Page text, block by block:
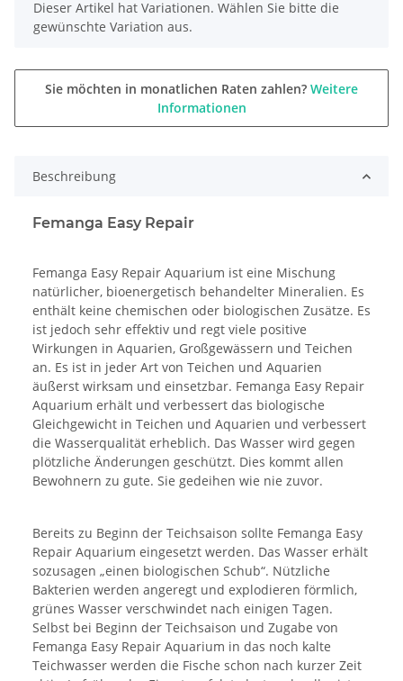
x
Dieser Artikel hat Variationen. Wählen Sie bitte die
gewünschte Variation aus.
Sie möchten in monatlichen Raten zahlen? Weitere
Informationen
Beschreibung
Femanga Easy Repair
Femanga Easy Repair Aquarium ist eine Mischung
natürlicher, bioenergetisch behandelter Mineralien. Es
enthält keine chemischen oder biologischen Zusätze. Es
ist jedoch sehr effektiv und regt viele positive
Wirkungen in Aquarien, Großgewässern und Teichen
an. Es ist in jeder Art von Teichen und Aquarien
äußerst wirksam und einsetzbar. Femanga Easy Repair
Aquarium erhält und verbessert das biologische
Gleichgewicht in Teichen und Aquarien und verbessert
die Wasserqualität erheblich. Das Wasser wird gegen
plötzliche Änderungen geschützt. Dies kommt allen
Bewohnern zu gute. Sie gedeihen wie nie zuvor.
Bereits zu Beginn der Teichsaison sollte Femanga Easy
Repair Aquarium eingesetzt werden. Das Wasser erhält
sozusagen „einen biologischen Schub“. Nützliche
Bakterien werden angeregt und explodieren förmlich,
grünes Wasser verschwindet nach einigen Tagen.
Selbst bei Beginn der Teichsaison und Zugabe von
Femanga Easy Repair Aquarium in das noch kalte
Teichwasser werden die Fische schon nach kurzer Zeit